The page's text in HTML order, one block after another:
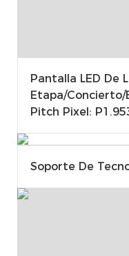
Pantalla LED De
Etapa/
Pitch Pixel:
Soporte De